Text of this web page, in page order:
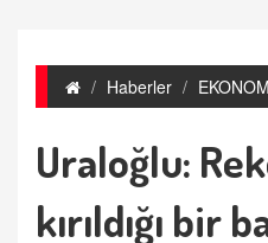
Haberler
Uraloğlu:
kırıldığı bir